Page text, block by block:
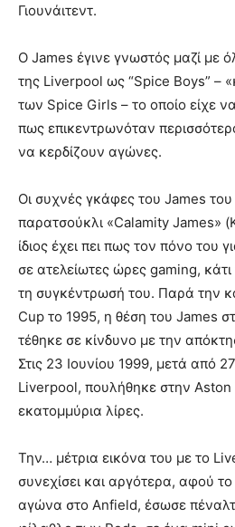
Γιουνάιτεντ.
Ο James έγινε γνωστός μαζί με
της Liverpool ως “Spice Boys” –
των Spice Girls – το οποίο είχε
πως επικεντρωνόταν
να κερδίζουν αγώνες.
Οι συχνές γκάφες του James
παρατσούκλι «Calamity James»
ίδιος έχει πει πως τον πόνο του
σε ατελείωτες ώρες gaming,
τη συγκέντρωσή του. Παρά την
Cup το 1995, η θέση του James
τέθηκε σε κίνδυνο με την
Στις 23 Ιουνίου 1999, μετά από
Liverpool, πουλήθηκε στην Aston
εκατομμύρια λίρες.
Την… μέτρια εικόνα του με το
συνεχίσει και αργότερα, αφού
αγώνα στο Anfield, έσωσε